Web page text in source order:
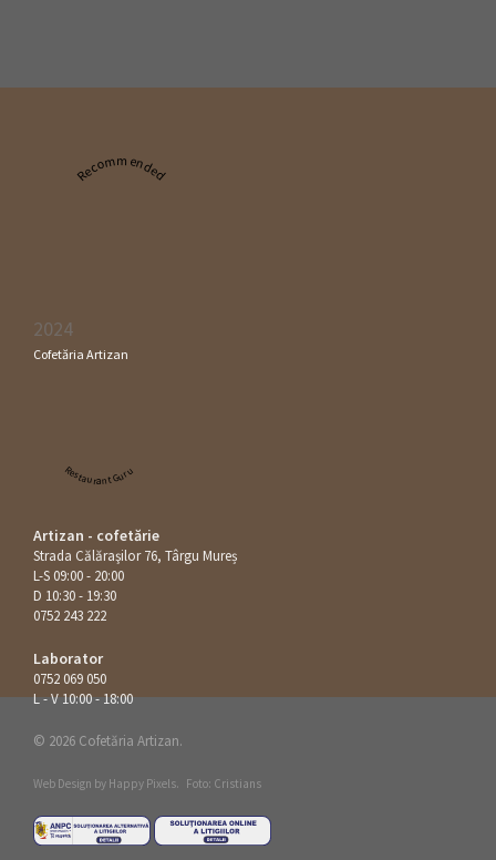
Recommended
2024
Cofetăria Artizan
Restaurant Guru
Artizan - cofetărie
Strada Călăraşilor 76, Târgu Mureș
L-S 09:00 - 20:00
D 10:30 - 19:30
0752 243 222
Laborator
0752 069 050
L - V 10:00 - 18:00
© 2026 Cofetăria Artizan.
Web Design by Happy Pixels. Foto: Cristians